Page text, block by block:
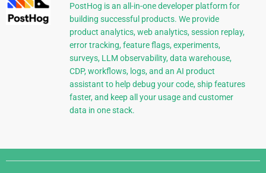
PostHog is an all-in-one developer platform for
building successful products. We provide
product analytics, web analytics, session replay,
error tracking, feature flags, experiments,
surveys, LLM observability, data warehouse,
CDP, workflows, logs, and an AI product
assistant to help debug your code, ship features
faster, and keep all your usage and customer
data in one stack.
Django